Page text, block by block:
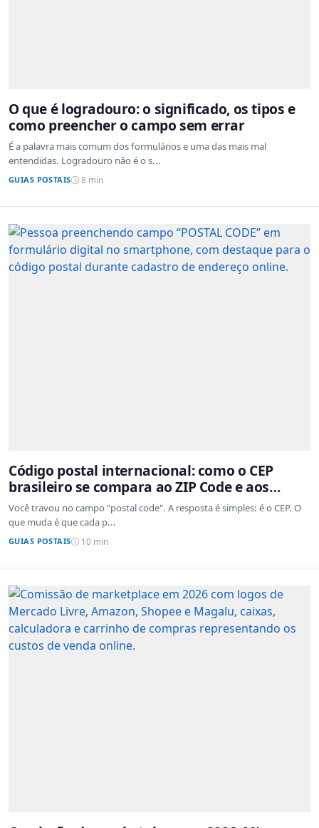
O que é logradouro: o significado, os tipos e
como preencher o campo sem errar
É a palavra mais comum dos formulários e uma das mais mal
entendidas. Logradouro não é o s...
GUIAS POSTAIS 8 min
Código postal internacional: como o CEP
brasileiro se compara ao ZIP Code e aos
sistemas de outros países
Você travou no campo "postal code". A resposta é simples: é o CEP. O
que muda é que cada p...
GUIAS POSTAIS 10 min